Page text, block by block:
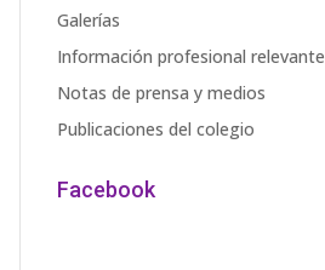
Galerías
Información profesional relevante
Notas de prensa y medios
Publicaciones del colegio
Facebook